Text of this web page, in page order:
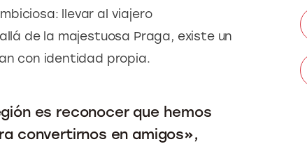
llevar al viajero
de la majestuosa Praga, existe un
con identidad propia.
es reconocer que hemos
convertirnos en amigos»,